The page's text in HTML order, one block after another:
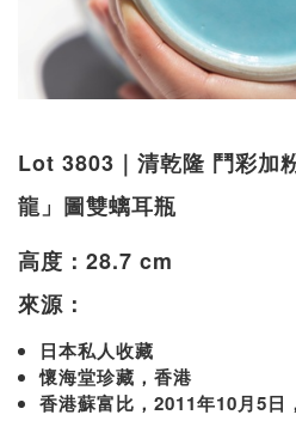
Lot 3803｜清乾隆 鬥彩加
龍」圖雙螭耳瓶
高度：28.7 cm
來源：
日本私人收藏
懷海堂珍藏，香港
香港蘇富比，2011年10月5日